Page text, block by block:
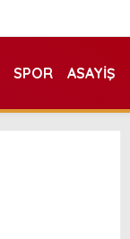
SPOR ASAYIŞ